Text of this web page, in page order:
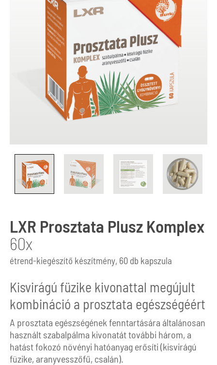
LXR Prosztata Plusz Komplex
60x
étrend-kiegészítő készítmény, 60 db kapszula
Kisvirágú füzike kivonattal megújult
kombináció a prosztata egészségéért
A prosztata egészségének fenntartására általánosan
használt szabalpálma kivonatát további három, a
hatást fokozó növényi hatóanyag erősíti (kisvirágú
füzike, aranyvesszőfű, csalán).